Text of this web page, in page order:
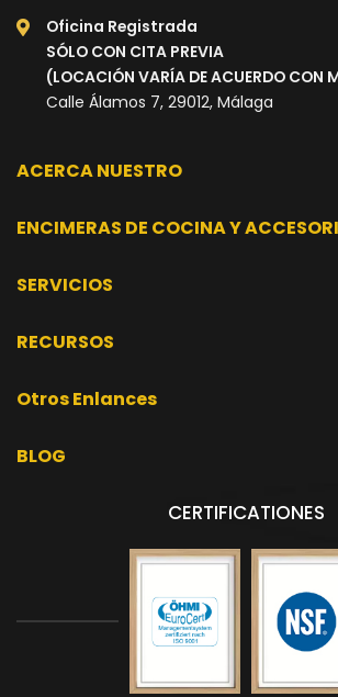
Oficina Registrada
SÓLO CON CITA PREVIA
(LOCACIÓN VARÍA DE ACUERDO CON
Calle Álamos 7, 29012, Málaga
ACERCA NUESTRO
ENCIMERAS DE COCINA Y
SERVICIOS
RECURSOS
Otros Enlances
BLOG
CERTIFICATIONES